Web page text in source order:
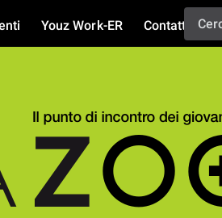
Youz Work-ER Contatti